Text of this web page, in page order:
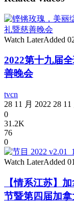
Watch LaterAdded
2022第十九届
善晚会
tvcn
28 11 月 2022 28 11
0
31.2K
76
0
Watch LaterAdded
【情系江苏】
节暨第四届加